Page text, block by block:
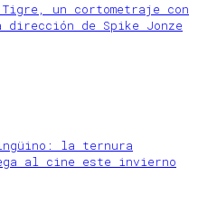
un cortometraje con
dirección de Spike Jonze
la ternura
al cine este invierno